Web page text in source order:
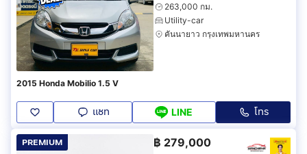
263,000 กม.
Utility-car
คันนายาว กรุงเทพมหานคร
2015 Honda Mobilio 1.5 V
แชท LINE โทร
PREMIUM ฿ 279,000